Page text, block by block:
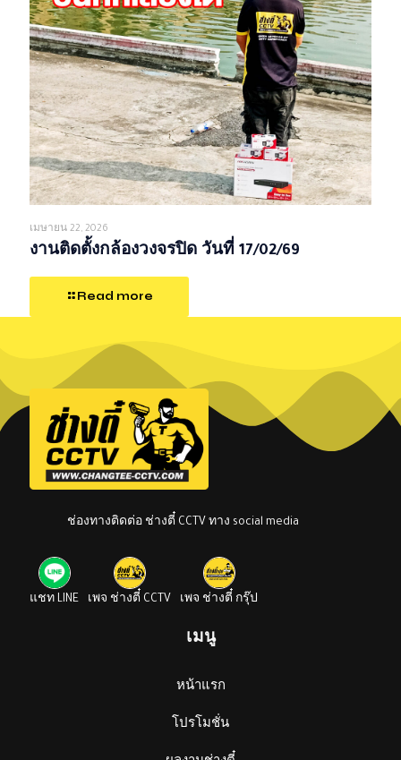
เมษายน 22, 2026
งานติดตั้งกล้องวงจรปิด วันที่ 17/02/69
Read more
ช่องทางติดต่อ ช่างตี๋ CCTV ทาง social media
แชท LINE เพจ ช่างตี๋ CCTV เพจ ช่างตี๋ กรุ๊ป
เมนู
หน้าแรก
โปรโมชั่น